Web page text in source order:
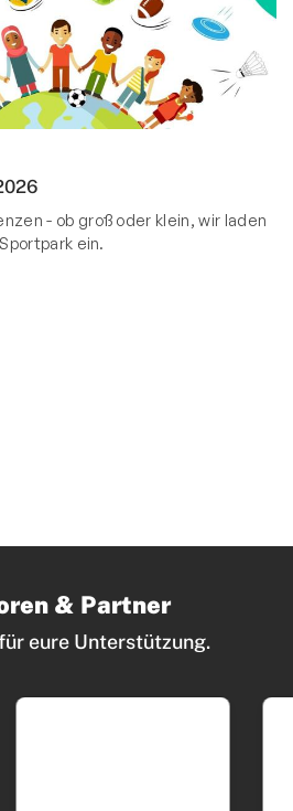
- ob groß oder klein, wir laden
ein.
& Partner
eure Unterstützung.